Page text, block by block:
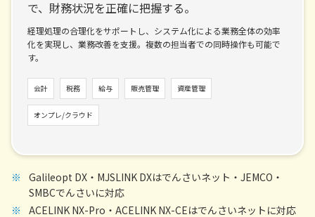
で、財務状況を正確に把握する。
経理処理の合理化をサポートし、システム化による業務全体の効率
化を実現し、業務改善を支援。複数の担当者での同時操作も可能で
す。
会計 税務 給与 販売管理 資産管理
オンプレ/クラウド
Galileopt DX・MJSLINK DXはでんさいネット・JEMCO・
SMBCでんさいに対応
ACELINK NX-Pro・ACELINK NX-CEはでんさいネットに対応